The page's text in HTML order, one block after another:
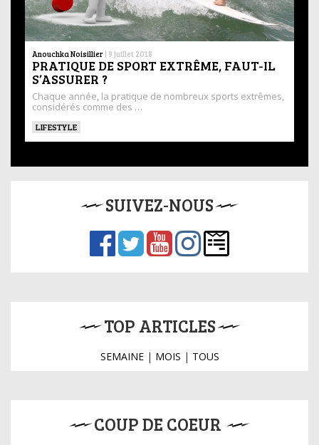
Anouchka Noisillier | 9 juillet 2018
PRATIQUE DE SPORT EXTRÊME, FAUT-IL
S’ASSURER ?
Chaque année, la pratique de nombreux sports extrêmes,
considérés comme des …
LIFESTYLE
SUIVEZ-NOUS
TOP ARTICLES
SEMAINE| MOIS | TOUS
COUP DE COEUR